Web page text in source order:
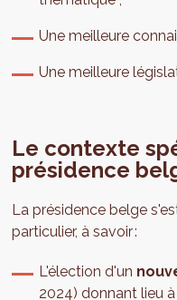
Une meilleure
Une meilleure
Le contexte
présidence
La présidence belge
particulier, à savoir :
L'élection d'un
2024) donnant lieu